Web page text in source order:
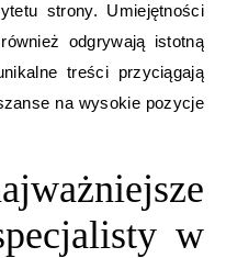
strony. Umiejętności
odgrywają istotną
treści przyciągają
na wysokie pozycje
w